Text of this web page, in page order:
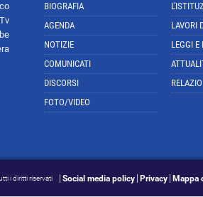
BIOGRAFIA
AGENDA
NOTIZIE
COMUNICATI
DISCORSI
FOTO/VIDEO
LAVORI
LEGGI E
i diritti riservati Social media policy Privacy Mappa